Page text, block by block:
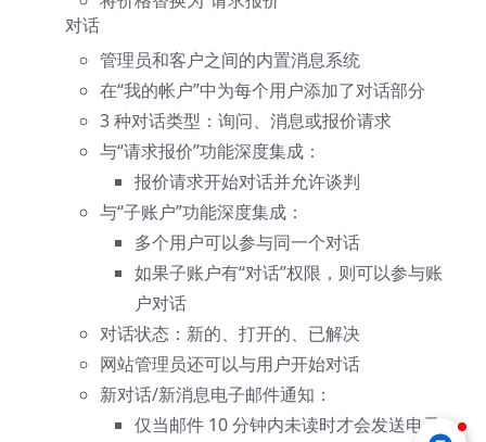
对话
管理员和客户之间的内置消息系统
在“我的帐户”中为每个用户添加了对话部分
3 种对话类型：询问、消息或报价请求
与“请求报价”功能深度集成：
报价请求开始对话并允许谈判
与“子账户”功能深度集成：
多个用户可以参与同一个对话
如果子账户有“对话”权限，则可以参与账
户对话
对话状态：新的、打开的、已解决
网站管理员还可以与用户开始对话
新对话/新消息电子邮件通知：
仅当邮件 10 分钟内未读时才会发送电子